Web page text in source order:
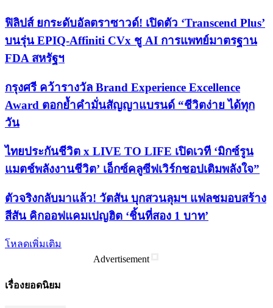
ฟิลิปส์ ยกระดับอัลตราซาวด์! เปิดตัว ‘Transcend Plus’
บนรุ่น EPIQ-Affiniti CVx ชู AI การแพทย์มาตรฐาน
FDA สหรัฐฯ
กรุงศรี คว้ารางวัล Brand Experience Excellence
Award ตอกย้ำคำมั่นสัญญาแบรนด์ “ชีวิตง่าย ได้ทุก
วัน
ไทยประกันชีวิต x LIVE TO LIFE เปิดเวที ‘มิกซ์รูน
แมตช์พลังงานชีวิต’ เอ็กซ์คลูซีฟเวิร์กชอปเติมพลังใจ”
ตัวจริงกลับมาแล้ว! วัตสัน บุกสวนลุมฯ แฟลชมอบสร้าง
สีสัน คิกออฟแคมเปญฮิต ‘ชิ้นที่สอง 1 บาท’
โหลดเพิ่มเติม
Advertisement
เรื่องยอดนิยม